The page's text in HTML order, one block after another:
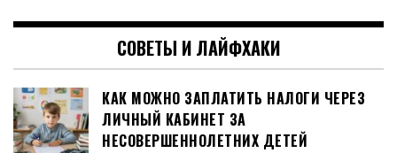
СОВЕТЫ И ЛАЙФХАКИ
КАК МОЖНО ЗАПЛАТИТЬ НАЛОГИ ЧЕРЕЗ
ЛИЧНЫЙ КАБИНЕТ ЗА
НЕСОВЕРШЕННОЛЕТНИХ ДЕТЕЙ